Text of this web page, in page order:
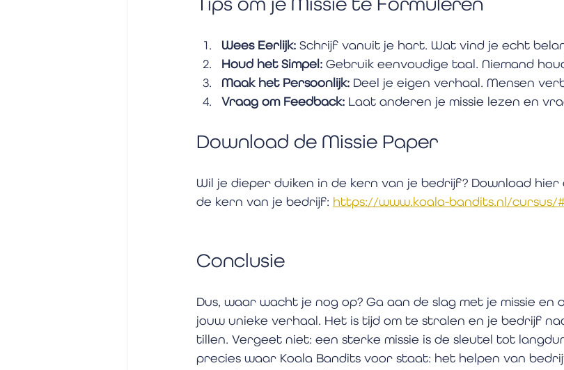
Wees Eerlijk: Schrijf vanuit je hart. Wat vind je echt
Houd het Simpel: Gebruik eenvoudige taal. Niemand
Maak het Persoonlijk: Deel je eigen verhaal. Mensen
Vraag om Feedback: Laat anderen je missie lezen en
Download de Missie Paper
Wil je dieper duiken in de kern van je bedrijf? Download
de kern van je bedrijf: https://www.koala-bandits.nl/cursus/
Conclusie
Dus, waar wacht je nog op? Ga aan de slag met je missie
jouw unieke verhaal. Het is tijd om te stralen en je bedrijf
tillen. Vergeet niet: een sterke missie is de sleutel tot
precies waar Koala Bandits voor staat: het helpen van